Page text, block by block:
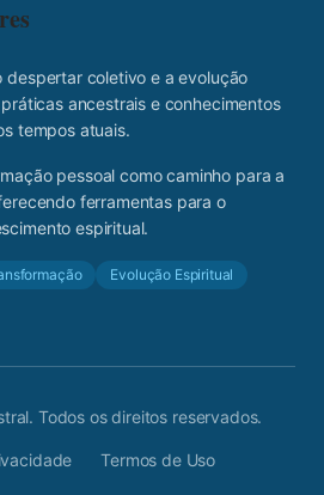
despertar coletivo e a evolução
ancestrais e conhecimentos
tempos atuais.
pessoal como caminho para a
ferramentas para o
espiritual.
Evolução Espiritual
Todos os direitos reservados.
Termos de Uso